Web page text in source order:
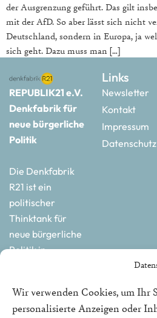
Wir verwenden Cookies, um Ihr
personalisierte Anzeigen oder
der Ausgrenzung geführt. Das gilt
mit der AfD. So aber lässt sich nicht
Deutschland, sondern in Europa, ja
sich geht. Dazu muss man […]
REPUBLIK21 e.V.
Denkfabrik für
neue bürgerliche
Politik
Die Denkfabrik
R21 ist ein
politischer
Thinktank für
neue bürgerliche
Politik in
Links
Newsletter
Kontakt
Impressum
Datenschutz